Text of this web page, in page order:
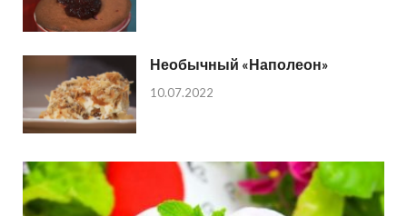
Необычный «Наполеон»
10.07.2022